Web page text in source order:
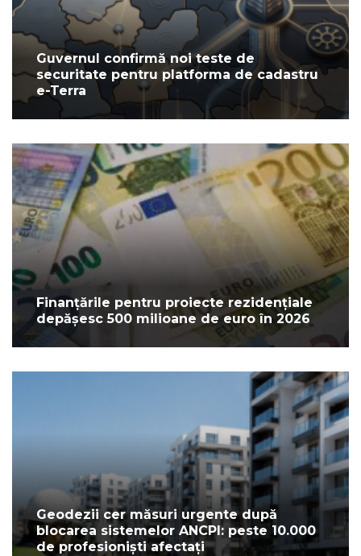
Guvernul confirmă noi teste de
securitate pentru platforma de cadastru
e-Terra
Finanțările pentru proiecte rezidențiale
depășesc 500 milioane de euro în 2026
Geodezii cer măsuri urgente după
blocarea sistemelor ANCPI: peste 10.000
de profesioniști afectați